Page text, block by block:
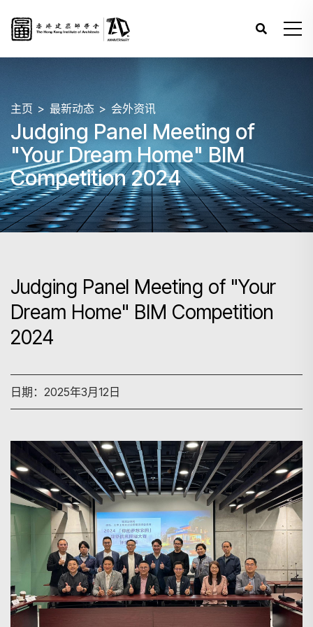
搜寻
主页 最新动态 会外资讯
Judging Panel Meeting of
"Your Dream Home" BIM
Competition 2024
Judging Panel Meeting of "Your
Dream Home" BIM Competition
2024
日期：2025年3月12日